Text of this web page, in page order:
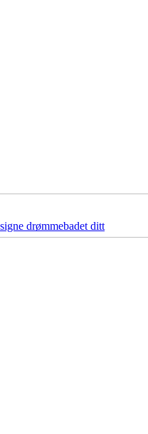
drømmebadet ditt